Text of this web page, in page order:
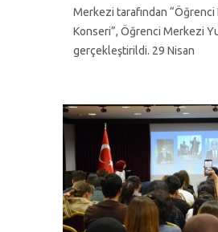
Merkezi tarafından
Konseri”, Öğrenci Merkezi
gerçekleştirildi. 29 Nisan